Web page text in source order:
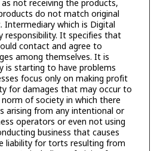
not receiving the products,
do not match original
which is Digital
responsibility. It specifies that
contact and agree to
among themselves. It is
is starting to have problems
focus only on making profit
for damages that may occur to
of society in which there
arising from any intentional or
operators or even not using
business that causes
liability for torts resulting from